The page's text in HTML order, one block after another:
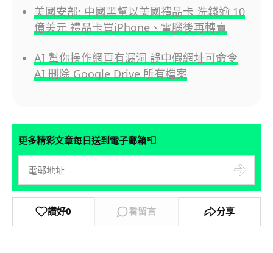
美國安部: 中國黑幫以美國禮品卡 洗錢逾 10
億美元 禮品卡買iPhone、電腦後再轉賣
AI 幫你操作網頁有漏洞 誤中假網址可命令
AI 刪除 Google Drive 所有檔案
更多精彩文章每日送到電子郵箱📮
讚好0 看留言 分享